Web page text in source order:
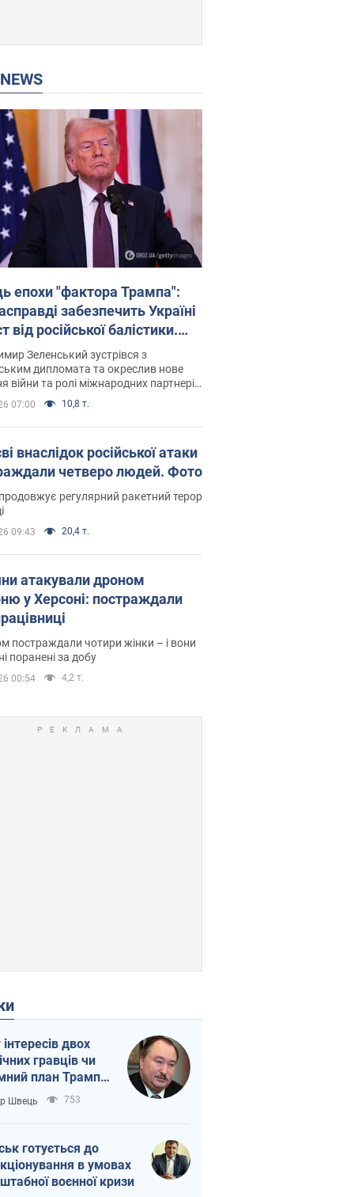
NEWS
епохи "фактора Трампа":
забезпечить Україні
від російської балістики.
з Безсмертним
Зеленський зустрівся з
дипломата та окреслив нове
війни та ролі міжнародних партнерів
з Росією
07:00 10,8 т.
внаслідок російської атаки
четверо людей. Фото
регулярний ракетний терор
09:43 20,4 т.
атакували дроном
у Херсоні: постраждали
постраждали чотири жінки – і вони
поранені за добу
00:54 4,2 т.
інтересів двох
гравців чи
план Трампа
Швець 753
готується до
в умовах
воєнної кризи